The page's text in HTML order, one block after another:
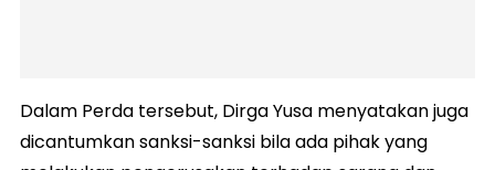
Dalam Perda tersebut, Dirga Yusa menyatakan juga
dicantumkan sanksi-sanksi bila ada pihak yang